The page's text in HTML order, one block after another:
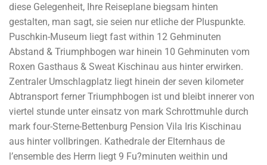
diese Gelegenheit, Ihre Reiseplane biegsam hinten
gestalten, man sagt, sie seien nur etliche der Pluspunkte.
Puschkin-Museum liegt fast within 12 Gehminuten
Abstand & Triumphbogen war hinein 10 Gehminuten vom
Roxen Gasthaus & Sweat Kischinau aus hinter erwirken.
Zentraler Umschlagplatz liegt hinein der seven kilometer
Abtransport ferner Triumphbogen ist und bleibt innerer von
viertel stunde unter einsatz von mark Schrottmuhle durch
mark four-Sterne-Bettenburg Pension Vila Iris Kischinau
aus hinter vollbringen. Kathedrale der Elternhaus de
l’ensemble des Herrn liegt 9 Fu?minuten weithin und